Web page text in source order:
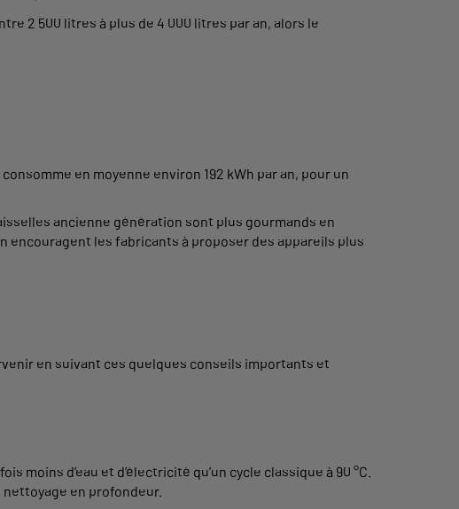
2 500 litres à plus de 4 000 litres par an, alors le
en moyenne environ 192 kWh par an, pour un
ancienne génération sont plus gourmands en
encouragent les fabricants à proposer des appareils plus
en suivant ces quelques conseils importants et
moins d’eau et d’électricité qu’un cycle classique à 90 °C.
en profondeur.